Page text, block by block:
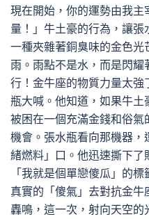
現在開始，你的運勢由我
量！」牛土豪的行為，讓
一種夾雜著銅臭味的金色
雨。雨點不是水，而是閃
行！金牛座的物質力量太
瓶大喊。他知道，如果牛
被困在一個充滿金錢和俗
機會。張水瓶看向那機器
緒燃料」口。他迅速撕下
「我就是個單戀傻瓜」的
真實的「傻氣」去對抗金
轟鳴，這一次，射向天空